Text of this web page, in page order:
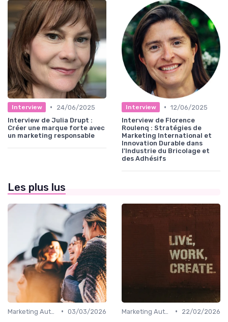
Interview •
24/06/2025
Interview de Julia Drupt :
Créer une marque forte avec
un marketing responsable
Interview • 12/06/2025
Interview de Florence
Roulenq : Stratégies de
Marketing International et
Innovation Durable dans
l'Industrie du Bricolage et
des Adhésifs
Les plus lus
• 03/03/2026
•
22/02/2026